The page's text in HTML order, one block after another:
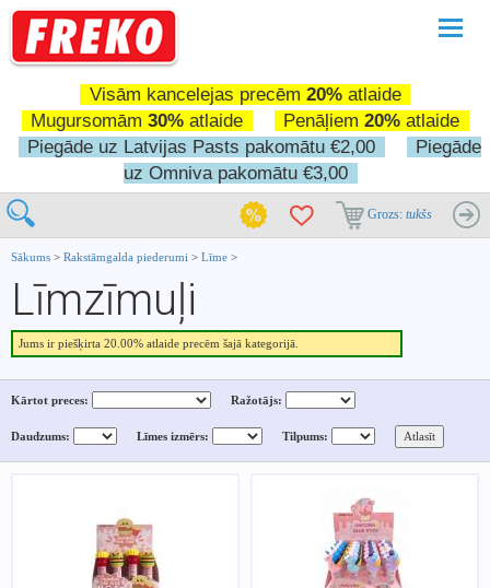
Visām kancelejas precēm 20%atlaide
Mugursomām 30% atlaide Penāļiem 20% atlaide
Piegāde uz Latvijas Pasts pakomātu €2,00
Piegāde
uz Omniva pakomātu €3,00
Grozs: tukšs
Sākums > Rakstāmgalda piederumi > Līme >
Līmzīmuļi
Jums ir piešķirta 20.00% atlaide precēm šajā kategorijā.
Kārtot preces: Ražotājs:
Daudzums: Līmes izmērs: Tilpums: